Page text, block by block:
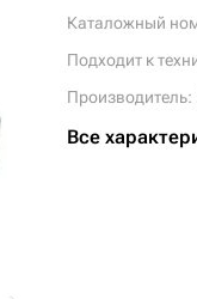
Каталожный
Подходит к
Производитель:
Все